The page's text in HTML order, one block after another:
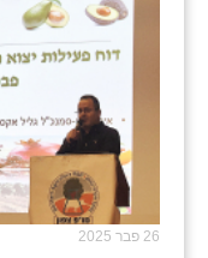
26 פבר 2025
רימונים
רמות השבים